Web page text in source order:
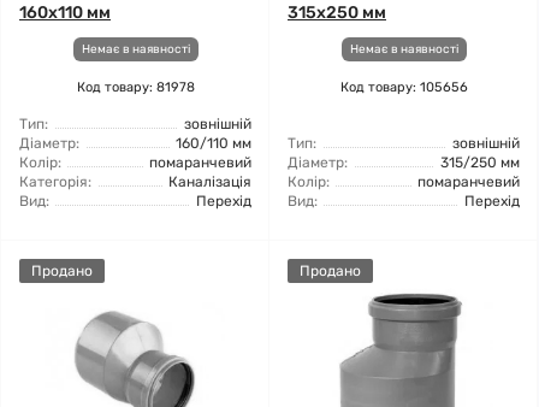
160x110 мм
Немає в наявності
Код товару: 81978
Тип:
зовнішній
Діаметр:
160/110 мм
Колір:
помаранчевий
Категорія:
Каналізація
Вид:
Перехід
315x250 мм
Немає в наявності
Код товару: 105656
Тип:
зовнішній
Діаметр:
315/250 мм
Колір:
помаранчевий
Вид:
Перехід
Продано Продано